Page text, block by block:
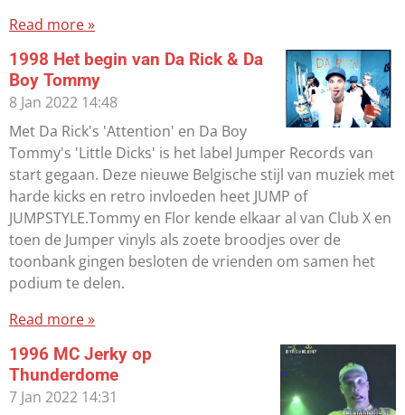
Read more »
1998 Het begin van Da Rick & Da
Boy Tommy
8 Jan 2022 14:48
Met Da Rick's 'Attention' en Da Boy
Tommy's 'Little Dicks' is het label Jumper Records van
start gegaan. Deze nieuwe Belgische stijl van muziek met
harde kicks en retro invloeden heet JUMP of
JUMPSTYLE.Tommy en Flor kende elkaar al van Club X en
toen de Jumper vinyls als zoete broodjes over de
toonbank gingen besloten de vrienden om samen het
podium te delen.
Read more »
1996 MC Jerky op
Thunderdome
7 Jan 2022 14:31